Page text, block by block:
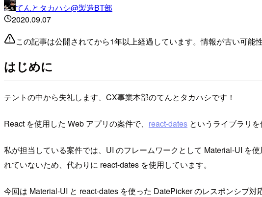
てんとタカハシ@製造BT部
2020.09.07
この記事は公開されてから1年以上経過しています。情報が古い可能
はじめに
テントの中から失礼します、CX事業本部のてんとタカハシです！
React を使用した Web アプリの案件で、 react-dates というライブラリ
私が担当している案件では、UI のフレームワークとして Material-UI を
れていないため、代わりに react-dates を使用しています。
今回は Material-UI と react-dates を使った DatePicker のレスポンシブ